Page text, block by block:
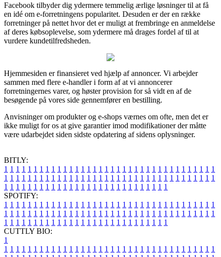
Facebook tilbyder dig ydermere temmelig ærlige løsninger til at få
en idé om e-forretningens popularitet. Desuden er der en række
forretninger på nettet hvor det er muligt at frembringe en anmeldelse
af deres købsoplevelse, som ydermere må drages fordel af til at
vurdere kundetilfredsheden.
Hjemmesiden er finansieret ved hjælp af annoncer. Vi arbejder
sammen med flere e-handler i form af at vi annoncerer
forretningernes varer, og høster provision for så vidt en af de
besøgende på vores side gennemfører en bestilling.
Anvisninger om produkter og e-shops værnes om ofte, men det er
ikke muligt for os at give garantier imod modifikationer der måtte
være udarbejdet siden sidste opdatering af sidens oplysninger.
BITLY:
1 1 1 1 1 1 1 1 1 1 1 1 1 1 1 1 1 1 1 1 1 1 1 1 1 1 1 1 1 1 1 1 1 1 1 1
1 1 1 1 1 1 1 1 1 1 1 1 1 1 1 1 1 1 1 1 1 1 1 1 1 1 1 1 1 1 1 1 1 1 1 1
1 1 1 1 1 1 1 1 1 1 1 1 1 1 1 1 1 1 1 1 1 1 1 1 1 1 1 1
SPOTIFY:
1 1 1 1 1 1 1 1 1 1 1 1 1 1 1 1 1 1 1 1 1 1 1 1 1 1 1 1 1 1 1 1 1 1 1 1
1 1 1 1 1 1 1 1 1 1 1 1 1 1 1 1 1 1 1 1 1 1 1 1 1 1 1 1 1 1 1 1 1 1 1 1
1 1 1 1 1 1 1 1 1 1 1 1 1 1 1 1 1 1 1 1 1 1 1 1 1 1 1 1
CUTTLY BIO:
1
1 1 1 1 1 1 1 1 1 1 1 1 1 1 1 1 1 1 1 1 1 1 1 1 1 1 1 1 1 1 1 1 1 1 1 1